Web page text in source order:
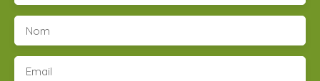
Nom
Email